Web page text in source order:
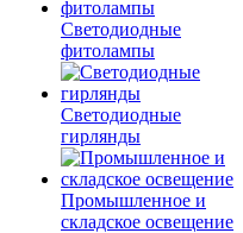
Светодиодные
фитолампы
Светодиодные
гирлянды
Промышленное и
складское освещение